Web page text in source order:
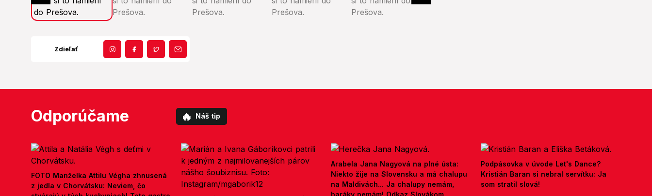
Zdieľať
Odporúčame 🔥 Náš tip
FOTO Manželka Attilu Végha zhnusená
z jedla v Chorvátsku: Neviem, čo
Arabela Jana Nagyová na plné ústa:
Niekto žije na Slovensku a má chalupu
na Maldivách... Ja chalupy nemám,
Podpásovka v úvode Let's Dance?
Kristián Baran si nebral servítku: Ja
som stratil slová!